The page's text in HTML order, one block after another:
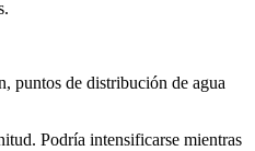
puntos de distribución de agua
Podría intensificarse mientras